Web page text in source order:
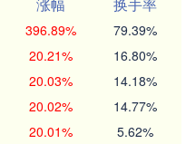
涨幅
换手率
396.89% 79.39%
20.21% 16.80%
20.03% 14.18%
20.02% 14.77%
20.01% 5.62%